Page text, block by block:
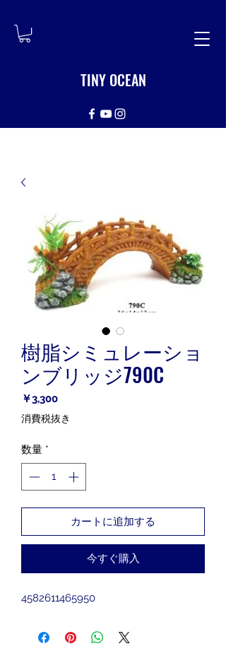
TINY OCEAN
樹脂シミュレーショ
ンブリッジ790C
￥3,300価
格
消費税抜き
数量 *
カートに追加する
今すぐ購入
4582611465950